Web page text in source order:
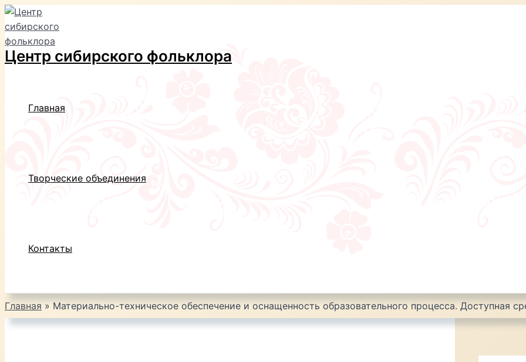
Перейти
к
содержимому
Центр сибирского фольклора
Главная
Творческие объединения
Контакты
Главная Материально-техническое обеспечение и оснащенность образовательного процесса. Доступная